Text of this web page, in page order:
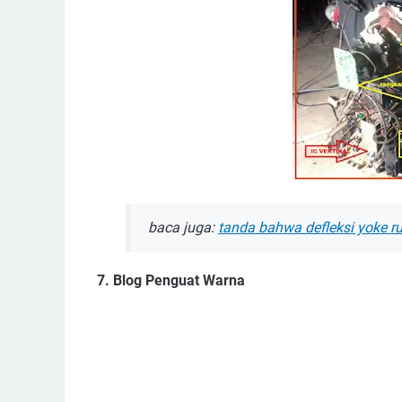
baca juga: tanda bahwa defleksi yoke
7. Blog Penguat Warna